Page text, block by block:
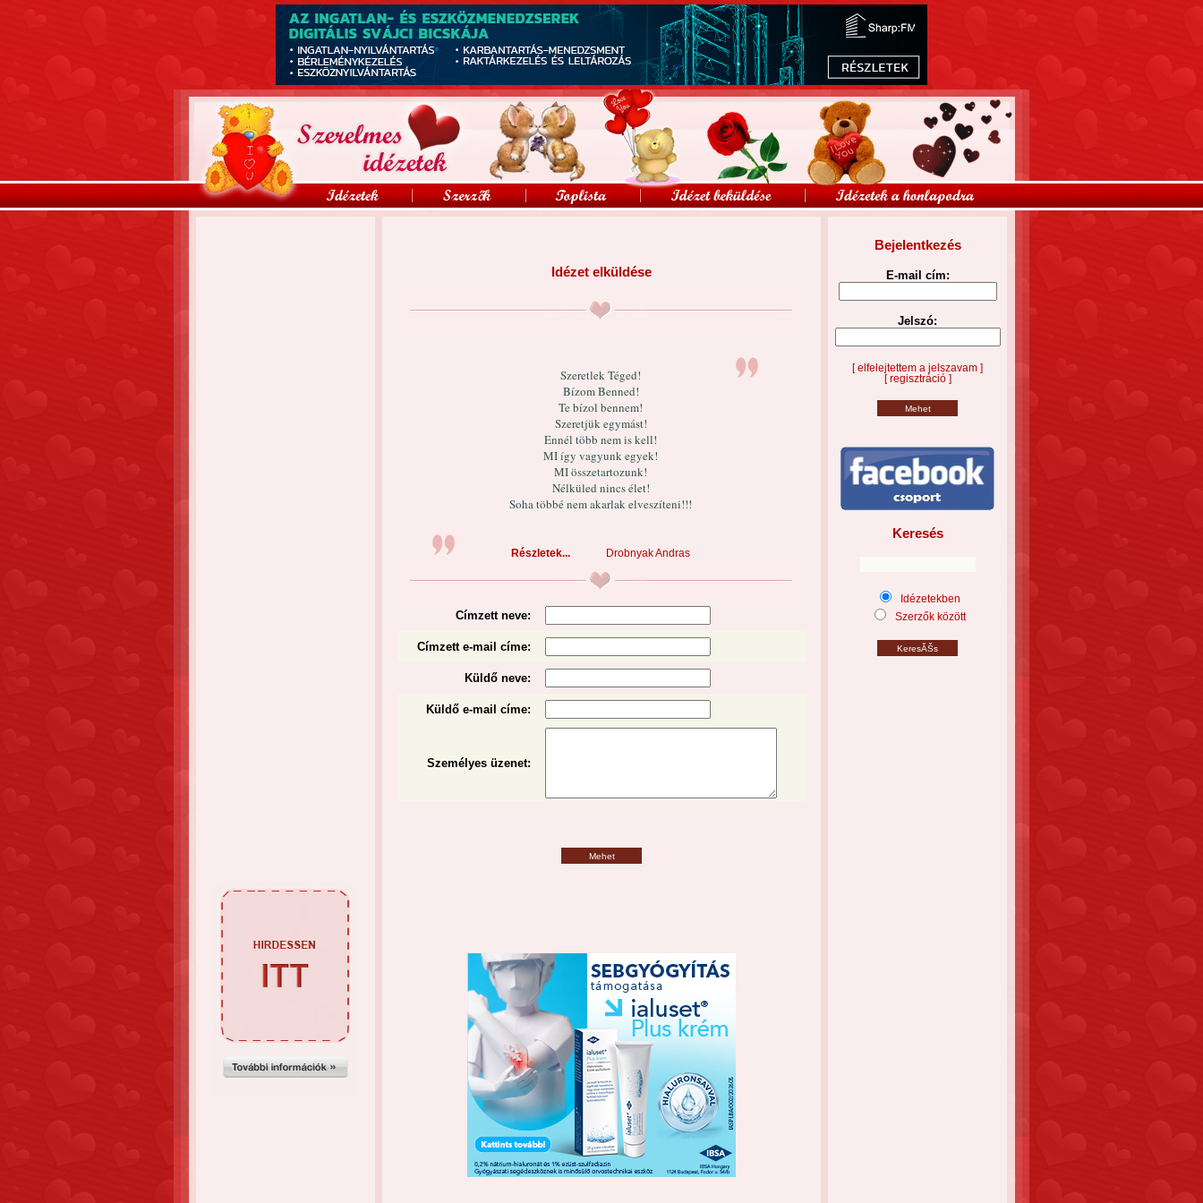
Idézet elküldése
Szeretlek Téged!
Bízom Benned!
Te bízol bennem!
Szeretjük egymást!
Ennél több nem is kell!
MI így vagyunk egyek!
MI összetartozunk!
Nélküled nincs élet!
Soha többé nem akarlak elveszíteni!!!
Részletek... Drobnyak Andras
Címzett neve:
Címzett e-mail címe:
Küldő neve:
Küldő e-mail címe:
Személyes üzenet:
Mehet
Bejelentkezés
E-mail cím:
Jelszó:
[ elfelejtettem a jelszavam ]
[ regisztráció ]
Keresés
Idézetekben
Szerzők között